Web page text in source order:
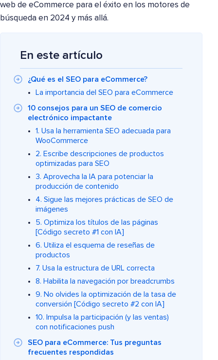
web de eCommerce para el éxito en los motores de
búsqueda en 2024 y más allá.
En este artículo
¿Qué es el SEO para eCommerce?
La importancia del SEO para eCommerce
10 consejos para un SEO de comercio
electrónico impactante
1. Usa la herramienta SEO adecuada para
WooCommerce
2. Escribe descripciones de productos
optimizadas para SEO
3. Aprovecha la IA para potenciar la
producción de contenido
4. Sigue las mejores prácticas de SEO de
imágenes
5. Optimiza los títulos de las páginas
[Código secreto #1 con IA]
6. Utiliza el esquema de reseñas de
productos
7. Usa la estructura de URL correcta
8. Habilita la navegación por breadcrumbs
9. No olvides la optimización de la tasa de
conversión [Código secreto #2 con IA]
10. Impulsa la participación (y las ventas)
con notificaciones push
SEO para eCommerce: Tus preguntas
frecuentes respondidas